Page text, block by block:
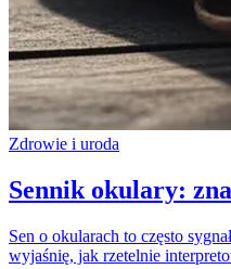
Zdrowie i uroda
Sennik okulary:
Sen o okularach to często
wyjaśnię, jak rzetelnie